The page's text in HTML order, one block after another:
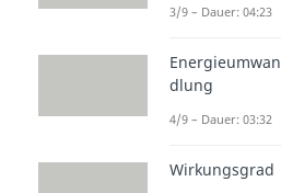
3/9 – Dauer: 04:23
Energieumwan
dlung
4/9 – Dauer: 03:32
Wirkungsgrad